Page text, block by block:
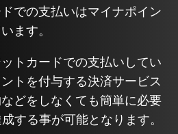
での支払いはマイナポイン
ます。
トカードでの支払いしてい
トを付与する決済サービス
どをしなくても簡単に必要
する事が可能となります。